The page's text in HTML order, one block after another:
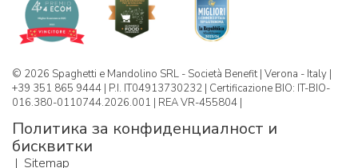
© 2026 Spaghetti e Mandolino SRL - Società Benefit | Verona - Italy |
+39 351 865 9444 | P.I. IT04913730232 | Certificazione BIO: IT-BIO-
016.380-0110744.2026.001 | REA VR-455804 |
Политика за конфиденциалност и
бисквитки
| Sitemap